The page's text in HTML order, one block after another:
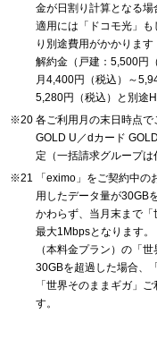
金が日割り計算となる場
適用には「ドコモ光」
り別途費用がかかりま
解約金（戸建：5,500円
月4,400円（税込）～
5,280円（税込）と別途
各ご利用月の末日時点
GOLD U／dカード
定（一括請求グループは
「eximo」をご契約中
用したデータ量が30GB
かわらず、当月末まで
最大1Mbpsとなります
（本料金プラン）の「
30GBを超過した場合、
「世界そのままギガ」
す。